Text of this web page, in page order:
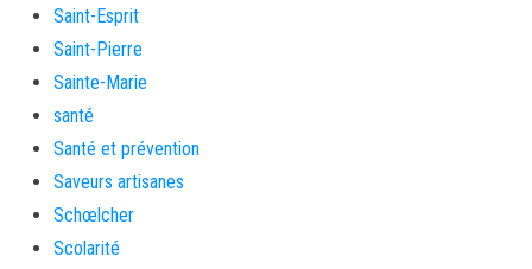
Saint-Esprit
Saint-Pierre
Sainte-Marie
santé
Santé et prévention
Saveurs artisanes
Schœlcher
Scolarité